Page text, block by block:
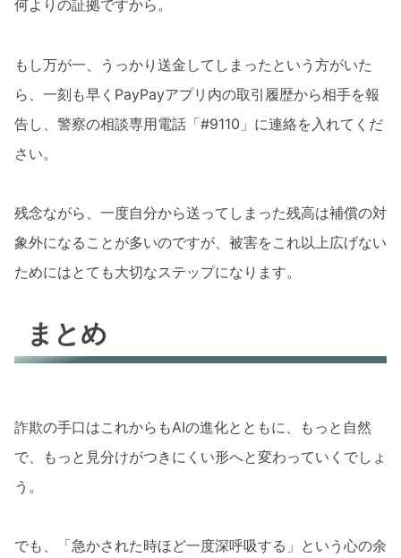
何よりの証拠ですから。
もし万が一、うっかり送金してしまったという方がいた
ら、一刻も早くPayPayアプリ内の取引履歴から相手を報
告し、警察の相談専用電話「#9110」に連絡を入れてくだ
さい。
残念ながら、一度自分から送ってしまった残高は補償の対
象外になることが多いのですが、被害をこれ以上広げない
ためにはとても大切なステップになります。
まとめ
詐欺の手口はこれからもAIの進化とともに、もっと自然
で、もっと見分けがつきにくい形へと変わっていくでしょ
う。
でも、「急かされた時ほど一度深呼吸する」という心の余